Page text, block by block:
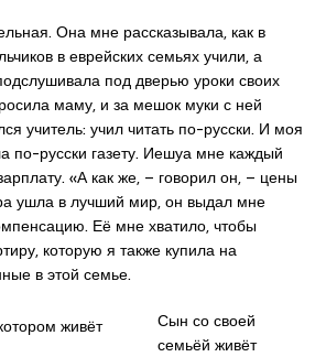
Она мне рассказывала, как в
в еврейских семьях учили, а
под дверью уроки своих
маму, и за мешок муки с ней
учитель: учил читать по-русски. И моя
по-русски газету. Иешуа мне каждый
«А как же, – говорил он, – цены
ушла в лучший мир, он выдал мне
Её мне хватило, чтобы
которую я также купила на
в этой семье.
Сын со своей
семьёй живёт